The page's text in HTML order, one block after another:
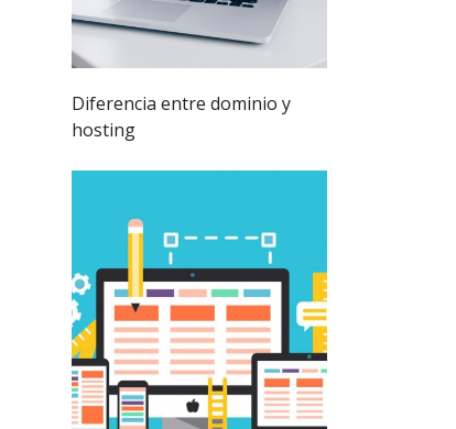
Diferencia entre dominio y
hosting